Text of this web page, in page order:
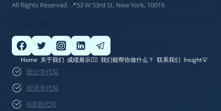
All Rights Reserved. 📍53 W 53rd St, New York, 10019.
Home 关于我们 成绩展示👍🏽 我们能帮你做什么？ 联系我们 Insight💡
统计学代写
经济学代写
R语言代写